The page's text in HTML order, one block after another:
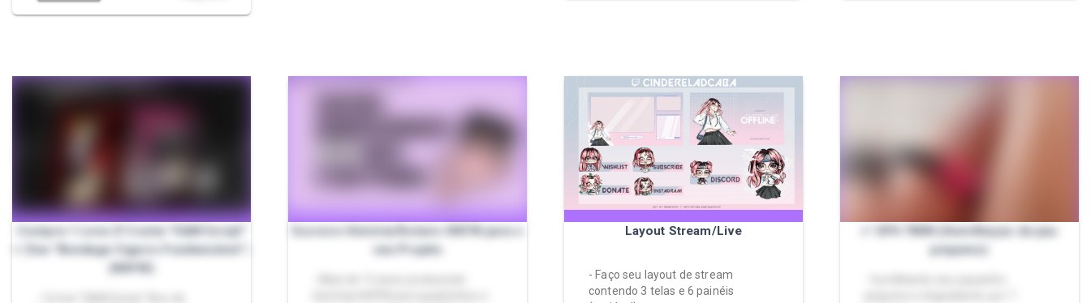
Compre 1 Leve 2! Comix "S&M Script"
+ Zine "Bondage Cigarro Frankenstein" |
Escrevo História/Roteiro NSFW para o
seu Projeto
Layout Stream/Live
- Faço seu layout de stream
contendo 3 telas e 6 painéis
✅ SPH 7MIN (Humilhaçao de pau
pequeno)